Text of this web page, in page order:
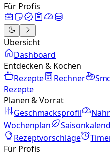
Für Profis
Übersicht
Dashboard
Entdecken & Kochen
Rezepte
Rechner
Rezepte
Planen & Vorrat
Geschmacksprofil
Wochenplan
Rezeptvorschläge
Für Profis